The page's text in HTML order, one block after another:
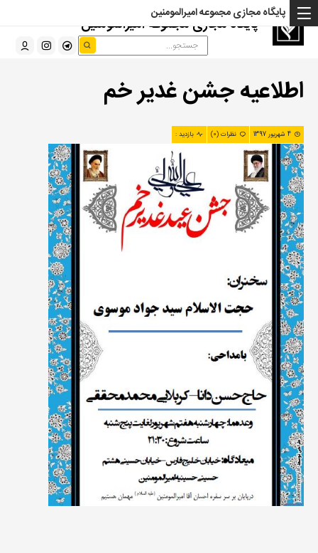
پایگاه مجازی مجموعه امیرالمومنین
پایگاه مجازی مجموعه امیرالمومنین
اطلاعیه جشن غدیر خم
4 شهریور 1397 نظرات (0) بازدید :